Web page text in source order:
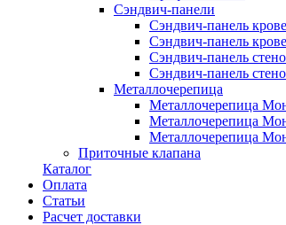
Сэндвич-панели
Сэндвич-панель
Сэндвич-панель
Сэндвич-панель
Сэндвич-панель
Металлочерепица
Металлочерепица
Металлочерепица
Металлочерепица
Приточные клапана
Каталог
Оплата
Статьи
Расчет доставки